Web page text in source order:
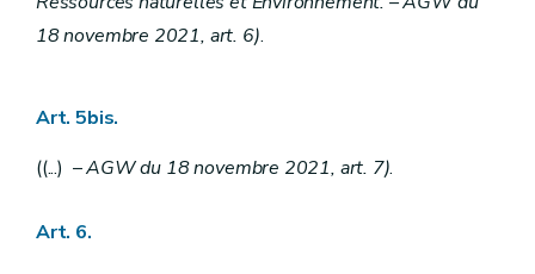
18 novembre 2021, art. 6).
Art. 5bis.
((...) –AGW du 18 novembre 2021, art. 7).
Art. 6.